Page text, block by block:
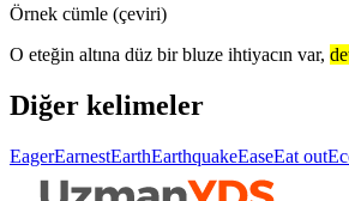
Örnek cümle (çeviri)
O eteğin altına düz bir bluze ihtiyacın var,
Diğer kelimeler
EagerEarnestEarthEarthquakeEaseEat out